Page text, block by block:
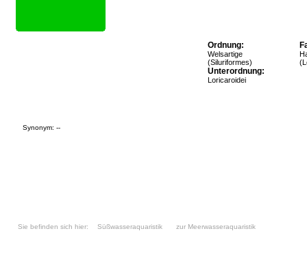
Ordnung:
Welsartige
(Siluriformes)
Unterordnung:
Loricaroidei
Synonym: --
Sie befinden sich hier: Süßwasseraquaristik zur Meerwasseraquaristik